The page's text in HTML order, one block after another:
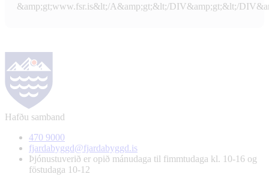
&amp;gt;www.fsr.is&lt;/A&amp;gt;&lt;/DIV&amp;gt;&lt;/
Hafðu samband
470 9000
fjardabyggd@fjardabyggd.is
Þjónustuverið er opið mánudaga til fimmtudaga kl. 10-16 og
föstudaga 10-12